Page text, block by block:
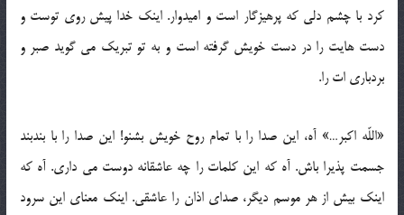
کرد با چشم دلی که پرهیزگار است و امیدوار. اینک خدا پیش روی توست و
دست هایت را در دست خویش گرفته است و به تو تبریک می گوید صبر و
بردباری ات را.
«اللّه اکبر…» آه، این صدا را با تمام روح خویش بشنو! این صدا را با بندبند
جسمت پذیرا باش. آه که این کلمات را چه عاشقانه دوست می داری. آه که
اینک بیش از هر موسم دیگر، صدای اذان را عاشقی. اینک معنای این سرود